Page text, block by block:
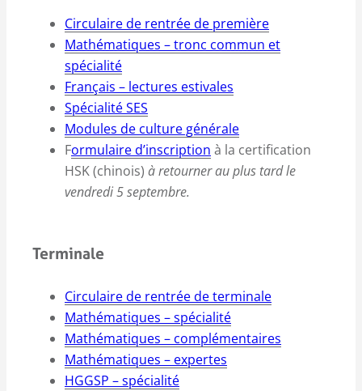
Circulaire de rentrée de première
Mathématiques – tronc commun et
spécialité
Français – lectures estivales
Spécialité SES
Modules de culture générale
Formulaire d’inscription à la certification
HSK (chinois) à retourner au plus tard le
vendredi 5 septembre.
Terminale
Circulaire de rentrée de terminale
Mathématiques – spécialité
Mathématiques – complémentaires
Mathématiques – expertes
HGGSP – spécialité